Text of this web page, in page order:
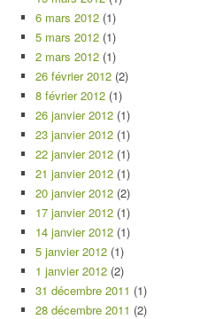
6 mars 2012 (1)
5 mars 2012 (1)
2 mars 2012 (1)
26 février 2012 (2)
8 février 2012 (1)
26 janvier 2012 (1)
23 janvier 2012 (1)
22 janvier 2012 (1)
21 janvier 2012 (1)
20 janvier 2012 (2)
17 janvier 2012 (1)
14 janvier 2012 (1)
5 janvier 2012 (1)
1 janvier 2012 (2)
31 décembre 2011 (1)
28 décembre 2011 (2)